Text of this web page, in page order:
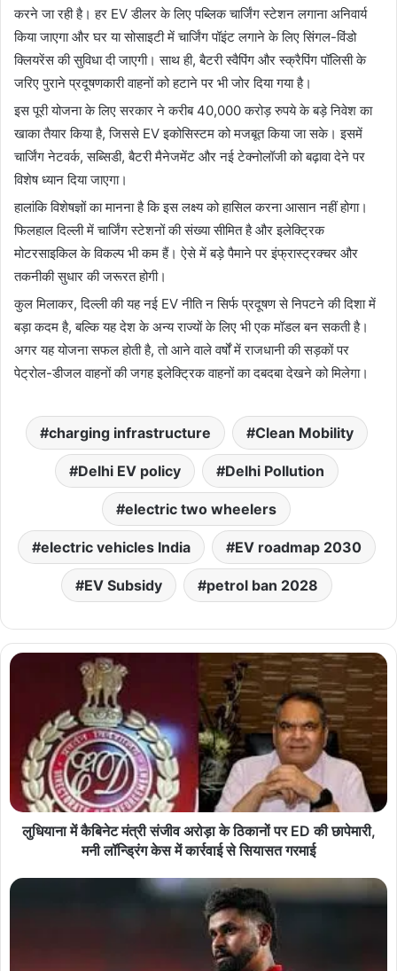
करने जा रही है। हर EV डीलर के लिए पब्लिक चार्जिंग स्टेशन लगाना अनिवार्य
किया जाएगा और घर या सोसाइटी में चार्जिंग पॉइंट लगाने के लिए सिंगल-विंडो
क्लियरेंस की सुविधा दी जाएगी। साथ ही, बैटरी स्वैपिंग और स्क्रैपिंग पॉलिसी के
जरिए पुराने प्रदूषणकारी वाहनों को हटाने पर भी जोर दिया गया है।
इस पूरी योजना के लिए सरकार ने करीब 40,000 करोड़ रुपये के बड़े निवेश का
खाका तैयार किया है, जिससे EV इकोसिस्टम को मजबूत किया जा सके। इसमें
चार्जिंग नेटवर्क, सब्सिडी, बैटरी मैनेजमेंट और नई टेक्नोलॉजी को बढ़ावा देने पर
विशेष ध्यान दिया जाएगा।
हालांकि विशेषज्ञों का मानना है कि इस लक्ष्य को हासिल करना आसान नहीं होगा।
फिलहाल दिल्ली में चार्जिंग स्टेशनों की संख्या सीमित है और इलेक्ट्रिक
मोटरसाइकिल के विकल्प भी कम हैं। ऐसे में बड़े पैमाने पर इंफ्रास्ट्रक्चर और
तकनीकी सुधार की जरूरत होगी।
कुल मिलाकर, दिल्ली की यह नई EV नीति न सिर्फ प्रदूषण से निपटने की दिशा में
बड़ा कदम है, बल्कि यह देश के अन्य राज्यों के लिए भी एक मॉडल बन सकती है।
अगर यह योजना सफल होती है, तो आने वाले वर्षों में राजधानी की सड़कों पर
पेट्रोल-डीजल वाहनों की जगह इलेक्ट्रिक वाहनों का दबदबा देखने को मिलेगा।
charging infrastructure Clean Mobility
Delhi EV policy Delhi Pollution
electric two wheelers
electric vehicles India EV roadmap 2030
EV Subsidy petrol ban 2028
लुधियाना में कैबिनेट मंत्री संजीव अरोड़ा के ठिकानों पर ED की छापेमारी,
मनी लॉन्ड्रिंग केस में कार्रवाई से सियासत गरमाई